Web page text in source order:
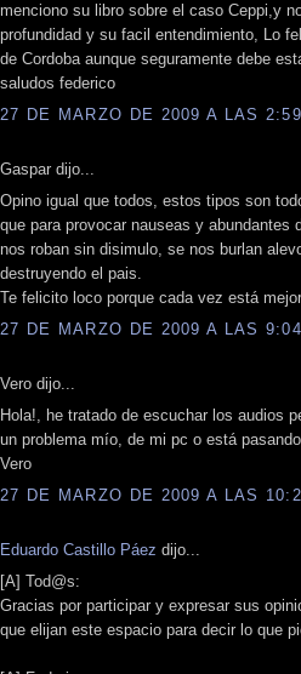
menciono su libro sobre el caso Ceppi,y
profundidad y su facil entendimiento, Lo
de Cordoba aunque seguramente debe
saludos federico
27 DE MARZO DE 2009 A LAS 2:59
Gaspar dijo...
Opino igual que todos, estos tipos son
que para provocar nauseas y
nos roban sin disimulo, se nos burlan
destruyendo el pais.
Te felicito loco porque cada vez está
27 DE MARZO DE 2009 A LAS 9:04
Vero dijo...
Hola!, he tratado de escuchar los audios
un problema mío, de mi pc o está
Vero
27 DE MARZO DE 2009 A LAS
Eduardo Castillo Páez dijo...
[A] Tod@s:
Gracias por participar y expresar sus
que elijan este espacio para decir lo que